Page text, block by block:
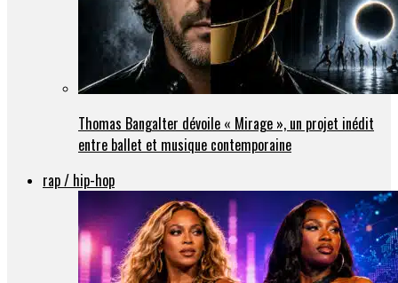
Thomas Bangalter dévoile « Mirage », un projet inédit
entre ballet et musique contemporaine
rap / hip-hop